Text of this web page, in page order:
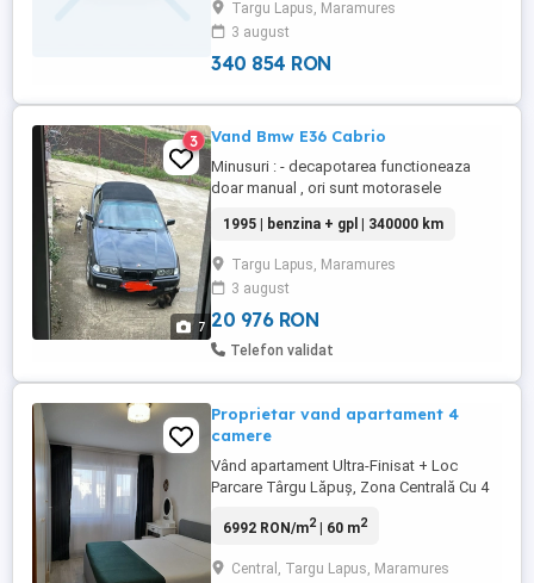
Apartamentul este locuibil, dar fără
imbunatatiri.
Targu Lapus, Maramures
3 august
340 854 RON
7
3 Vand Bmw E36 Cabrio
Minusuri : - decapotarea functioneaza
doar manual , ori sunt motorasele
funie, nu mai reusesc sa o sincronizez -
tapiteria ar trebui reconditionata avand o
ruptura la scaunul soferului. Plusuri : -
Instalatie gpl la care se poate renunta
daca doriti - baterie noua, ...
1995 | benzina + gpl | 340000 km
Targu Lapus, Maramures
3 august
20 976 RON
Telefon validat
Proprietar vand apartament 4
camere
Vând apartament Ultra-Finisat + Loc
Parcare Târgu Lăpuș, Zona Centrală Cu 4
open-space), situat ultra-central în Târgu
o renovare capitală în anul 2022, fiind
6992 RON/m2| 60 m2
Central, Targu Lapus, Maramures